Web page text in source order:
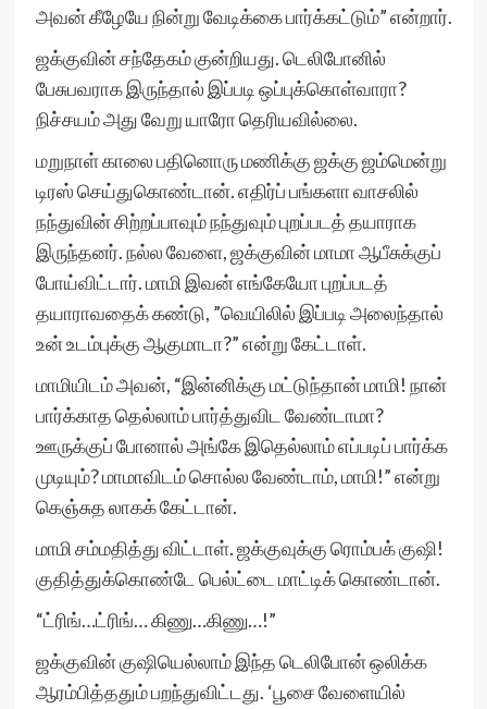
அவன் கீழேயே நின்று வேடிக்கை பார்க்கட்டும்” என்றார்.
ஜக்குவின் சந்தேகம் குன்றியது. டெலிபோனில்
பேசுபவராக இருந்தால் இப்படி ஒப்புக்கொள்வாரா?
நிச்சயம் அது வேறு யாரோ தெரியவில்லை.
மறுநாள் காலை பதினொரு மணிக்கு ஜக்கு ஜம்மென்று
டிரஸ் செய்துகொண்டான். எதிர்ப் பங்களா வாசலில்
நந்துவின் சிற்றப்பாவும் நந்துவும் புறப்படத் தயாராக
இருந்தனர். நல்ல வேளை, ஜக்குவின் மாமா ஆபீசுக்குப்
போய்விட்டார். மாமி இவன் எங்கேயோ புறப்படத்
தயாராவதைக் கண்டு, ”வெயிலில் இப்படி அலைந்தால்
உன் உடம்புக்கு ஆகுமாடா?” என்று கேட்டாள்.
மாமியிடம் அவன், “இன்னிக்கு மட்டுந்தான் மாமி! நான்
பார்க்காத தெல்லாம் பார்த்துவிட வேண்டாமா?
ஊருக்குப் போனால் அங்கே இதெல்லாம் எப்படிப் பார்க்க
முடியும்? மாமாவிடம் சொல்ல வேண்டாம், மாமி!” என்று
கெஞ்சுத லாகக் கேட்டான்.
மாமி சம்மதித்து விட்டாள். ஜக்குவுக்கு ரொம்பக் குஷி!
குதித்துக்கொண்டே பெல்ட்டை மாட்டிக் கொண்டான்.
“ட்ரிங்…ட்ரிங்… கிணு…கிணு…!”
ஜக்குவின் குஷியெல்லாம் இந்த டெலிபோன் ஒலிக்க
ஆரம்பித்ததும் பறந்துவிட்டது. ‘பூசை வேளையில்